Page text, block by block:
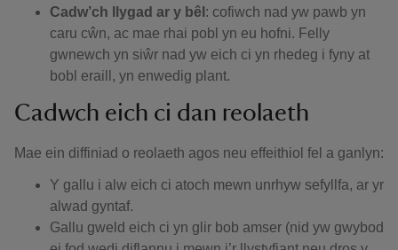
Cadw’ch llygad ar y bêl : cofiwch nad yw pawb yn
caru cŵn, ac mae rhai pobl yn eu hofni. Felly
gwnewch yn siŵr nad yw eich ci yn rhedeg i fyny at
bobl eraill, yn enwedig plant.
Cadwch eich ci dan reolaeth
Mae ein diffiniad o reolaeth agos neu effeithiol fel a ganlyn:
Y gallu i alw eich ci atoch mewn unrhyw sefyllfa, ar yr
alwad gyntaf.
Gallu gweld eich ci yn glir bob amser (nid yw gwybod